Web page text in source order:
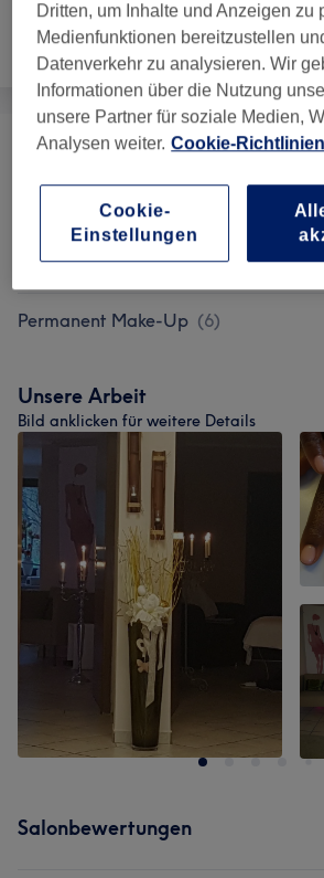
Haarentfernung Gesicht
Gesichtsbehandlungen (15)
Augenpflege (9)
Fruchtsäure-Peeling Gesicht (1)
Permanent Make-Up (6)
Unsere Arbeit
Bild anklicken für weitere Details
Salonbewertungen
Dritten, um Inhalte und Anzeigen zu
Medienfunktionen bereitzustellen
Datenverkehr zu analysieren. Wir
Informationen über die Nutzung
unsere Partner für soziale Medien,
Analysen weiter. Cookie-Richtlinien
Cookie-
Einstellungen